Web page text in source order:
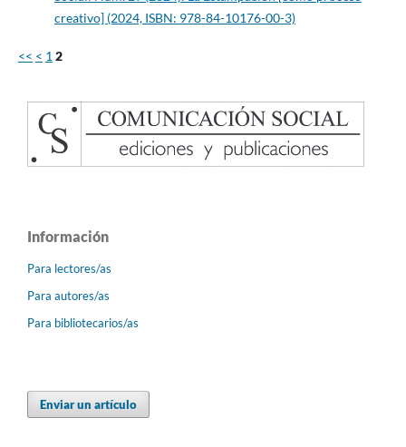
creativo] (2024, ISBN: 978-84-10176-00-3)
<< < 1 2
Información
Para lectores/as
Para autores/as
Para bibliotecarios/as
Enviar un artículo